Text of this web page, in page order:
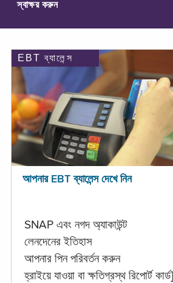
স্বাক্ষর করুন
EBT ব্যালেন্স
আপনার EBT ব্যালেন্স দেখে নিন
SNAP এবং নগদ অ্যাকাউন্ট
লেনদেনের ইতিহাস
আপনার পিন পরিবর্তন করুন
হ্রাইয়ে যাওয়া বা ক্ষতিগ্রস্থ রিপোর্ট কার্ড]